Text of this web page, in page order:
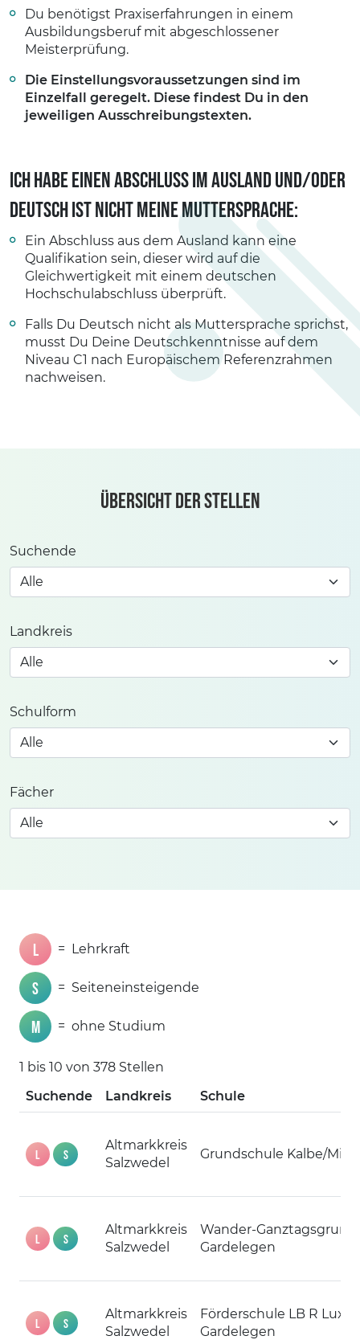
Du benötigst Praxiserfahrungen in einem
Ausbildungsberuf mit abgeschlossener
Meisterprüfung.
Die Einstellungsvoraussetzungen sind im
Einzelfall geregelt. Diese findest Du in den
jeweiligen Ausschreibungstexten.
Ich habe einen Abschluss im Ausland und/oder
Deutsch ist nicht meine Muttersprache:
Ein Abschluss aus dem Ausland kann eine
Qualifikation sein, dieser wird auf die
Gleichwertigkeit mit einem deutschen
Hochschulabschluss überprüft.
Falls Du Deutsch nicht als Muttersprache sprichst,
musst Du Deine Deutschkenntnisse auf dem
Niveau C1 nach Europäischem Referenzrahmen
nachweisen.
Übersicht der Stellen
Suchende
Landkreis
Schulform
Fächer
L = Lehrkraft
S = Seiteneinsteigende
M = ohne Studium
1 bis 10 von 378 Stellen
Suchende
Landkreis Schule
L S
Altmarkkreis
Salzwedel
Grundschule Kalbe/
L S
Altmarkkreis
Salzwedel
Wander-
Gardelegen
L S
Altmarkkreis
Salzwedel
Förderschule LB R
Gardelegen